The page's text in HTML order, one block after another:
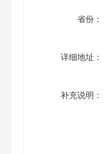
省份：
详细地址：
补充说明：